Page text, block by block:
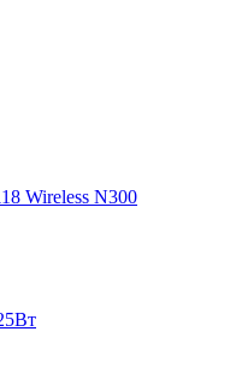
Wireless N300